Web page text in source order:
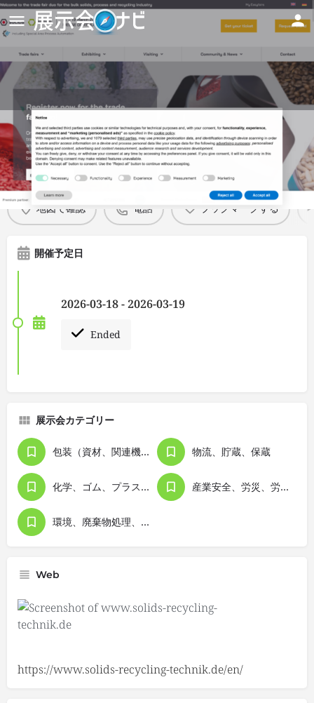
SOLIDS Dortmund 2026
Details
地図で確認 電話 ブックマークする
開催予定日
2026-03-18 - 2026-03-19
Ended
展示会カテゴリー
包装（資材、関連機器） 物流、貯蔵、保蔵
化学、ゴム、プラスチック、素材類 産業安全、労災、労務管理
環境、廃棄物処理、リサイクリング
Web
https://www.solids-recycling-technik.de/en/